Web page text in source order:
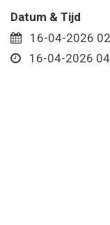
Datum & Tijd
16-04-2026
16-04-2026